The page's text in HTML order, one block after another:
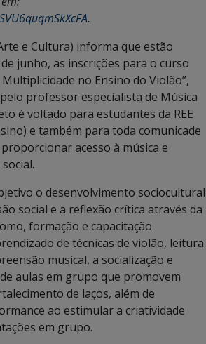
.
e Cultura) informa que estão
junho, as inscrições para o curso
no Ensino do Violão”,
professor especialista de Música
é voltado para estudantes da REE
e também para toda comunicade
acesso à música e
o desenvolvimento sociocultural
social e a reflexão crítica através da
formação e capacitação
de técnicas de violão, leitura
musical, a socialização e
aulas em grupo que promovem
de laços, além de
ao estimular a criatividade
em grupo.